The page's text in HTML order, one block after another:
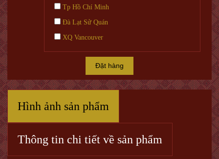
Tp Hồ Chí Minh
Đà Lạt Sử Quán
XQ Vancouver
Đặt hàng
Hình ảnh sản phẩm
Thông tin chi tiết về sản phẩm